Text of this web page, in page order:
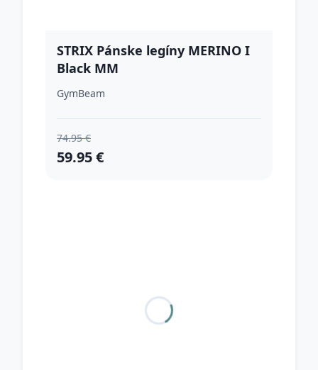
STRIX Pánske legíny MERINO I
Black MM
GymBeam
74.95 €
59.95 €